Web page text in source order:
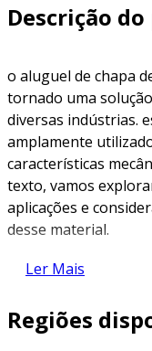
Descrição
o aluguel de chapa
tornado uma
diversas indústrias.
amplamente
características
texto, vamos
aplicações e
desse material.
o que é a chapa
composição química
Ler Mais
Regiões